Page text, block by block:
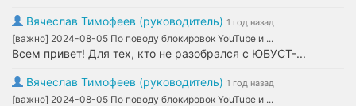
Вячеслав Тимофеев (руководитель) 1 год назад
[важно] 2024-08-05 По поводу блокировок YouTube и ...
Всем привет! Для тех, кто не разобрался с ЮБУСТ-...
Вячеслав Тимофеев (руководитель) 1 год назад
[важно] 2024-08-05 По поводу блокировок YouTube и ...